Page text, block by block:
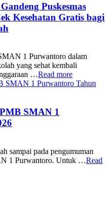
Puskesmas
Kesehatan Gratis bagi
1 Purwantoro dalam
yang sehat kembali
…Read more
SMAN 1
sampai pada pengumuman
1 Purwantoro. Untuk …Read